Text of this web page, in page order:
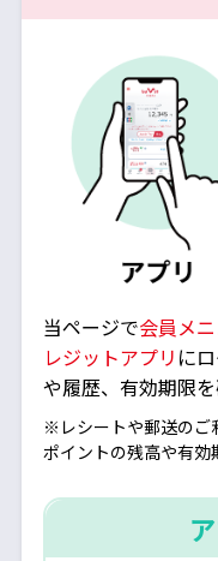
当ページで会員メ
レジットアプリ に
や履歴、有効期限
※レシートや郵送のご
ポイントの残高や有効